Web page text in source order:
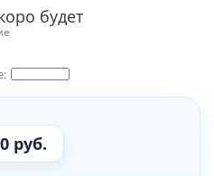
будет
руб.